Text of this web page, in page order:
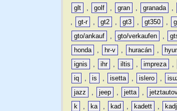
glt
, golf , gran , granada ,
,
gt-r , gt2 , gt3 , gt350 ,
gto/ankauf
, gto/verkaufen ,
honda
, hr-v , huracán ,
ignis
, ihr , iltis , impreza ,
iq
, is , isetta , islero ,
jazz
, jeep , jetta ,
k
, ka , kad , kadett ,